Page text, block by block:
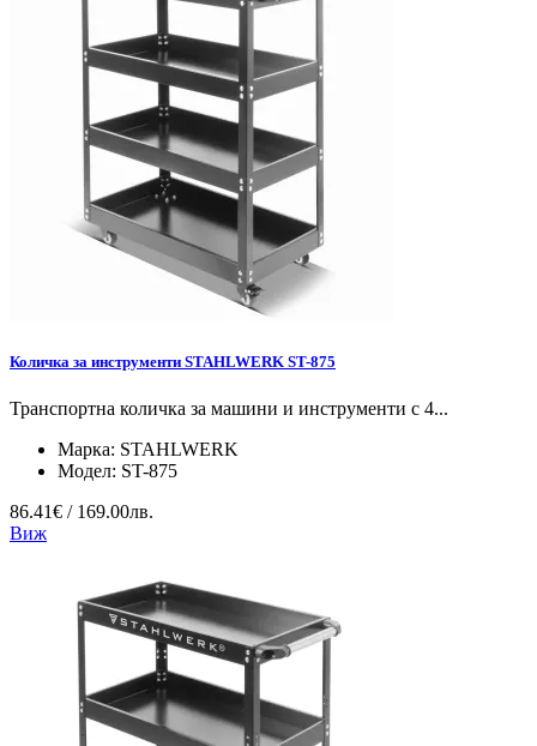
Количка за инструменти STAHLWERK ST-875
Транспортна количка за машини и инструменти с 4...
Марка: STAHLWERK
Модел: ST-875
86.41€ / 169.00лв.
Виж